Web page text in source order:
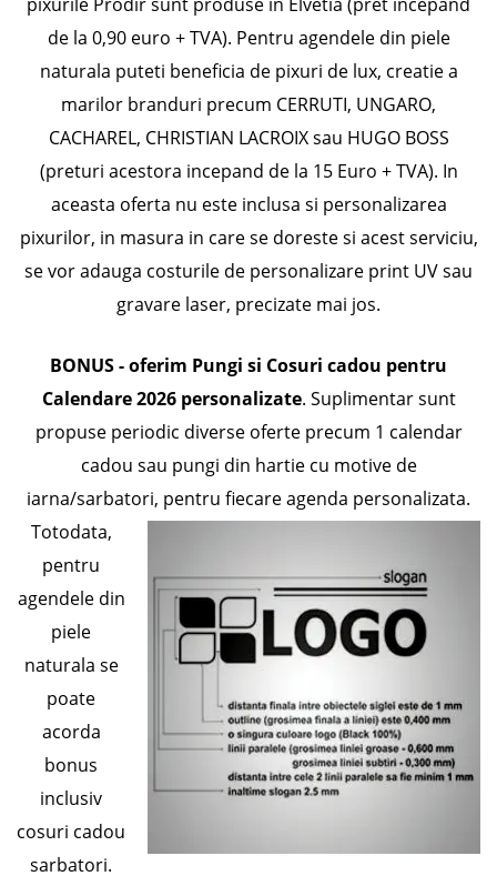
de la 0,90 euro + TVA). Pentru agendele din piele
naturala puteti beneficia de pixuri de lux, creatie a
marilor branduri precum CERRUTI, UNGARO,
CACHAREL, CHRISTIAN LACROIX sau HUGO BOSS
(preturi acestora incepand de la 15 Euro + TVA). In
aceasta oferta nu este inclusa si personalizarea
pixurilor, in masura in care se doreste si acest serviciu,
se vor adauga costurile de personalizare print UV sau
gravare laser, precizate mai jos.
BONUS -oferim Pungi si Cosuri cadou pentru
Calendare 2026 personalizate. Suplimentar sunt
propuse periodic diverse oferte precum 1 calendar
cadou sau pungi din hartie cu motive de
iarna/sarbatori, pentru fiecare agenda personalizata.
Totodata,
pentru
agendele din
piele
naturala se
poate
acorda
bonus
inclusiv
cosuri cadou
sarbatori.